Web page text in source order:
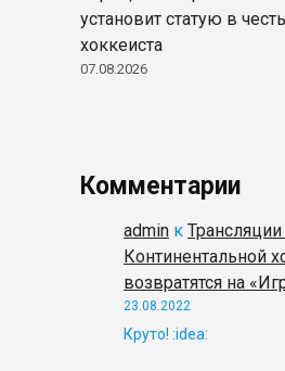
установит статую в
хоккеиста
07.08.2026
Комментарии
admin к Трансляции
Континентальной
возвратятся на
23.08.2022
Круто! :idea: